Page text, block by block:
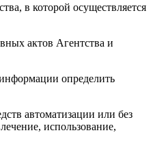
в которой осуществляется
актов Агентства и
определить
автоматизации или без
использование,